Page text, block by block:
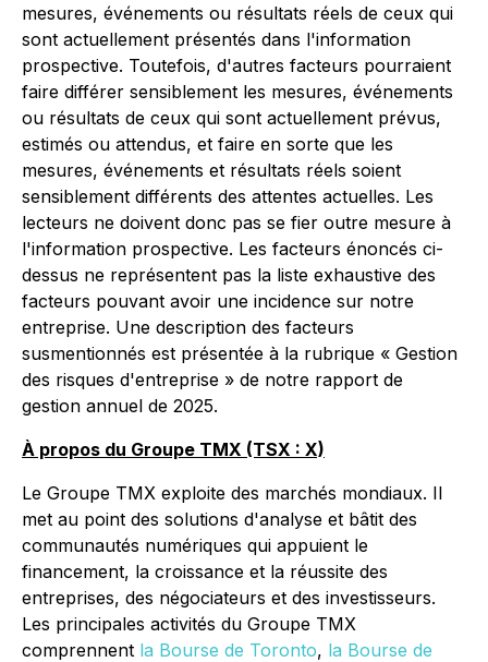
mesures, événements ou résultats réels de ceux qui
sont actuellement présentés dans l'information
prospective. Toutefois, d'autres facteurs pourraient
faire différer sensiblement les mesures, événements
ou résultats de ceux qui sont actuellement prévus,
estimés ou attendus, et faire en sorte que les
mesures, événements et résultats réels soient
sensiblement différents des attentes actuelles. Les
lecteurs ne doivent donc pas se fier outre mesure à
l'information prospective. Les facteurs énoncés ci-
dessus ne représentent pas la liste exhaustive des
facteurs pouvant avoir une incidence sur notre
entreprise. Une description des facteurs
susmentionnés est présentée à la rubrique « Gestion
des risques d'entreprise » de notre rapport de
gestion annuel de 2025.
À propos du Groupe TMX (TSX : X)
Le Groupe TMX exploite des marchés mondiaux. Il
met au point des solutions d'analyse et bâtit des
communautés numériques qui appuient le
financement, la croissance et la réussite des
entreprises, des négociateurs et des investisseurs.
Les principales activités du Groupe TMX
comprennent la Bourse de Toronto, la Bourse de